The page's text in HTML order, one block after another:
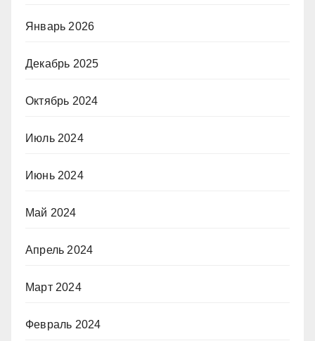
Январь 2026
Декабрь 2025
Октябрь 2024
Июль 2024
Июнь 2024
Май 2024
Апрель 2024
Март 2024
Февраль 2024